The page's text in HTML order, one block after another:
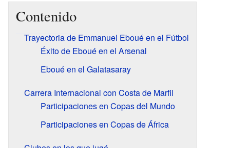
Contenido
Trayectoria de Emmanuel Eboué en el Fútbol
Éxito de Eboué en el Arsenal
Eboué en el Galatasaray
Carrera Internacional con Costa de Marfil
Participaciones en Copas del Mundo
Participaciones en Copas de África